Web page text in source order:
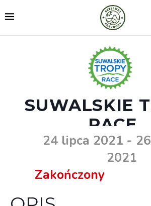
SUWALSKIE
RACE
24 lipca 2021 -
2021
Zakończony